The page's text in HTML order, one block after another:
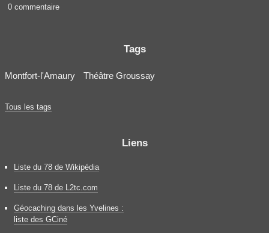
0 commentaire
Tags
Montfort-l'Amaury Théâtre Groussay
Tous les tags
Liens
Liste du 78 de Wikipédia
Liste du 78 de L2tc.com
Géocaching dans les Yvelines :
liste des GCiné